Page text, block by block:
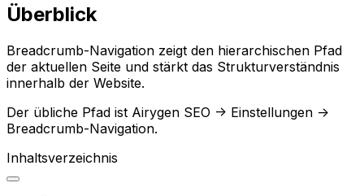
Überblick
Breadcrumb-Navigation zeigt den hierarchischen Pfad
der aktuellen Seite und stärkt das Strukturverständnis
innerhalb der Website.
Der übliche Pfad ist Airygen SEO -> Einstellungen ->
Breadcrumb-Navigation.
Inhaltsverzeichnis